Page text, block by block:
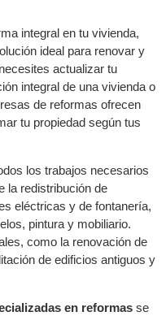
integral en tu vivienda,
ideal para renovar y
actualizar tu
integral de una vivienda o
de reformas ofrecen
tu propiedad según tus
los trabajos necesarios
la redistribución de
eléctricas y de fontanería,
pintura y mobiliario.
como la renovación de
de edificios antiguos y
en reformas se